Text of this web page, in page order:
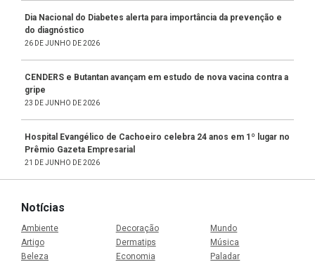
Dia Nacional do Diabetes alerta para importância da prevenção e
do diagnóstico
26 DE JUNHO DE 2026
CENDERS e Butantan avançam em estudo de nova vacina contra a
gripe
23 DE JUNHO DE 2026
Hospital Evangélico de Cachoeiro celebra 24 anos em 1º lugar no
Prêmio Gazeta Empresarial
21 DE JUNHO DE 2026
Notícias
Ambiente
Artigo
Beleza
Decoração
Dermatips
Economia
Mundo
Música
Paladar